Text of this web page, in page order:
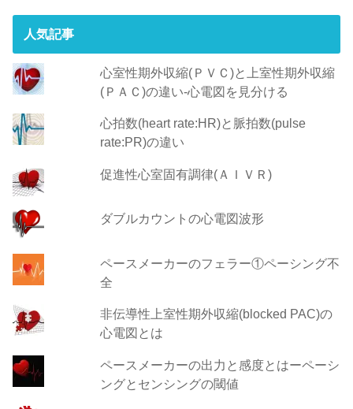
人気記事
心室性期外収縮(ＰＶＣ)と上室性期外収縮
(ＰＡＣ)の違い-心電図を見分ける
心拍数(heart rate:HR)と脈拍数(pulse
rate:PR)の違い
促進性心室固有調律(ＡＩＶＲ)
ダブルカウントの心電図波形
ペースメーカーのフェラー①ペーシング不
全
非伝導性上室性期外収縮(blocked PAC)の
心電図とは
ペースメーカーの出力と感度とはーペーシ
ングとセンシングの閾値